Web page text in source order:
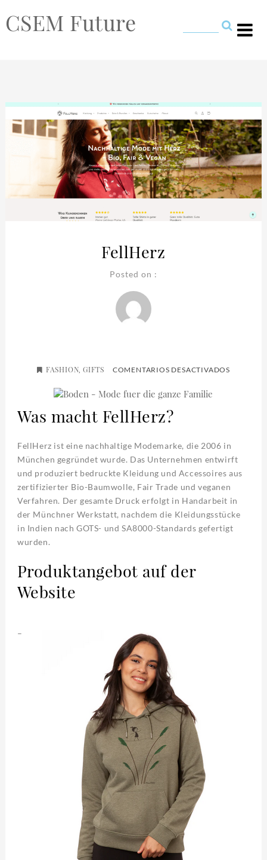
CSEM Future
FellHerz
Posted on :
FASHION GIFTS COMENTARIOS DESACTIVADOS
Was macht FellHerz?
FellHerz ist eine nachhaltige Modemarke, die 2006 in
München gegründet wurde. Das Unternehmen entwirft
und produziert bedruckte Kleidung und Accessoires aus
zertifizierter Bio-Baumwolle, Fair Trade und veganen
Verfahren. Der gesamte Druck erfolgt in Handarbeit in
der Münchner Werkstatt, nachdem die Kleidungsstücke
in Indien nach GOTS- und SA8000-Standards gefertigt
wurden.
Produktangebot auf der
Website
–